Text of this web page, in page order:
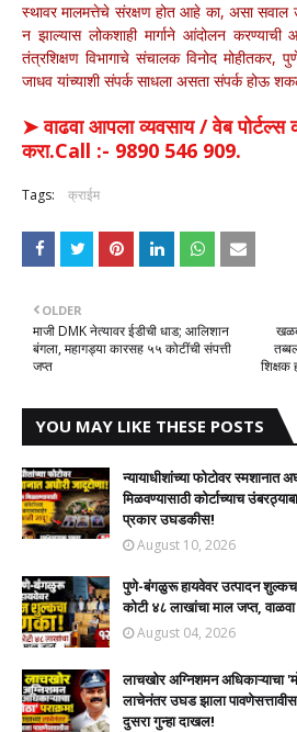
स्थावर मालमत्तेचे संरक्षण होत आहे का, असा
न झाल्यास लोकशाही मार्गाने आंदोलन
तंत्रशिक्षण विभागाचे संचालक विनोद मोहीतकर,
जाधव यांच्याशी संपर्क साधला असता संपर्क होऊ
➤ वाढवा आपला व्यवसाय / वेब पोर्टल्स
करा.Call :- 9890 546 909.
Tags: क्राईम
शिक्षक
OLDER
माजी DMK नेत्यावर ईडीची धाड; आलिशान
बंगला, महागड्या कारसह ५५ कोटींची संपत्ती
जप्त
YOU MAY LIKE THESE POSTS
न्यायाधीशांच्या फोटोवर स्मशानात
मिळवण्यासाठी कोर्टाच्याच
प्रकार उघडकीस!
August 10, 2026
पुणे-बंगळुरू हायवेवर उत्पादन
कोटी ४८ लाखांचा माल जप्त,
August 04, 2026
लाचखोर अग्निशमन अधिकाऱ्याचा
लाचेनंतर उघड झाला
दुसरा गुन्हा दाखल!​